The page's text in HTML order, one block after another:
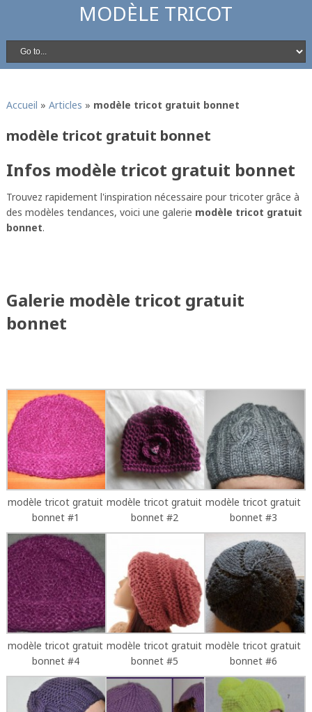
MODÈLE TRICOT
Accueil » Articles » modèle tricot gratuit bonnet
modèle tricot gratuit bonnet
Infos modèle tricot gratuit bonnet
Trouvez rapidement l'inspiration nécessaire pour tricoter grâce à
des modèles tendances, voici une galerie modèle tricot gratuit
bonnet.
Galerie modèle tricot gratuit
bonnet
modèle tricot gratuit
bonnet #1
modèle tricot gratuit
bonnet #2
modèle tricot gratuit
bonnet #3
modèle tricot gratuit
bonnet #4
modèle tricot gratuit
bonnet #5
modèle tricot gratuit
bonnet #6